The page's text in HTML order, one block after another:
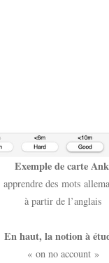
Exemple de carte
apprendre des mots
à partir de l’anglais
En haut, la notion à
« on no account »